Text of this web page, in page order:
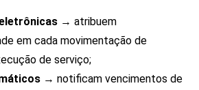
→ atribuem
em cada movimentação de
de serviço;
→ notificam vencimentos de